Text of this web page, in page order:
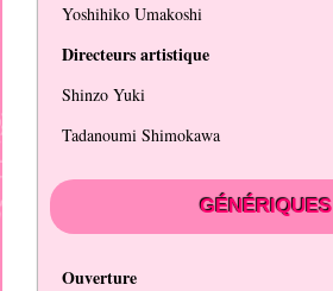
Yoshihiko Umakoshi
Directeurs artistique
Shinzo Yuki
Tadanoumi Shimokawa
GÉNÉRIQUES
Ouverture